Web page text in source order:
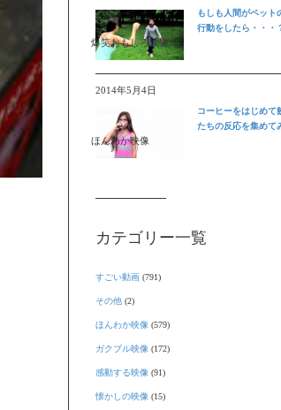
爆笑おもしろ映像
もしも人間がペット
行動をしたら・・・
2014年5月4日
ほんわか映像
コーヒーをはじめて
たちの反応を集めて
カテゴリー一覧
すごい動画 (791)
その他 (2)
ほんわか映像 (579)
ガクブル映像 (172)
感動する映像 (91)
懐かしの映像 (15)